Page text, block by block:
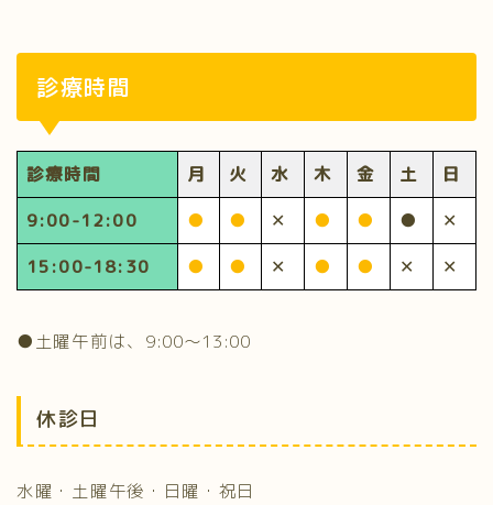
診療時間
診療時間 月 火 水 木 金 土
日
9:00-12:00
● ● ✕ ● ● ●
✕
15:00-18:30
● ● ✕ ● ● ✕ ✕
●土曜午前は、9:00～13:00
休診日
水曜・土曜午後・日曜・祝日